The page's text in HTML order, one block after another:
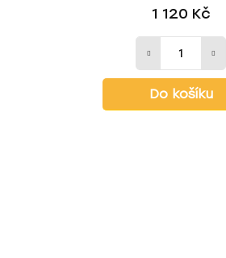
1 120 Kč
Do košíku